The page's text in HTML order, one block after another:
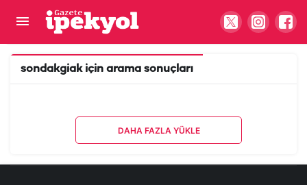
sondakgiakiçin arama sonuçları
DAHA FAZLA YÜKLE